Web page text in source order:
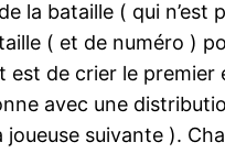
la bataille ( qui
( et de numéro )
est de crier le
avec une
suivante ).